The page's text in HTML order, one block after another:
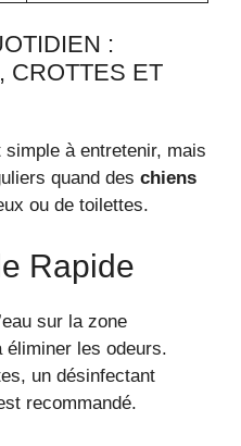
:
CROTTES ET
simple à entretenir, mais
quand des chiens
ou de toilettes.
Rapide
sur la zone
les odeurs.
un désinfectant
recommandé.